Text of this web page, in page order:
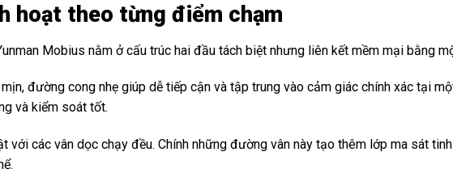
hoạt theo từng điểm chạm
Mobius nằm ở cấu trúc hai đầu tách biệt nhưng liên kết mềm mại bằng
đường cong nhẹ giúp dễ tiếp cận và tập trung vào cảm giác chính xác tại
và kiểm soát tốt.
với các vân dọc chạy đều. Chính những đường vân này tạo thêm lớp ma sát